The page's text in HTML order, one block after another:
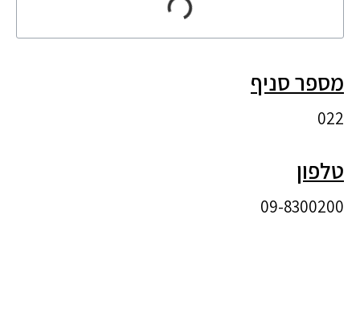
מספר סניף
022
טלפון
09-8300200